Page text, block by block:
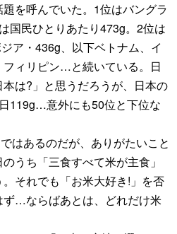
を呼んでいた。1位はバングラ
国民ひとりあたり473g。2位は
ア・436g、以下ベトナム、イ
フィリピン…と続いている。日
は?」と思うだろうが、日本の
119g…意外にも50位と下位な
はあるのだが、ありがたいこと
うち「三食すべて米が主食」
それでも「お米大好き!」を否
ず…ならばあとは、どれだけ米